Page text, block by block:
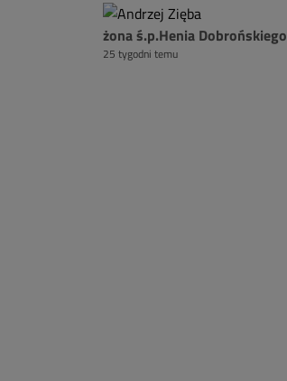
żona ś.p.Henia Dobrońskiego
25 tygodni temu